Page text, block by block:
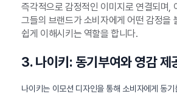
즉각적으로 감정적인 이미지로 연결되며,
그들의 브랜드가 소비자에게 어떤 감정을
쉽게 이해시키는 역할을 합니다.
3. 나이키: 동기부여와 영감 제
나이키는 이모션 디자인을 통해 소비자에게 동기